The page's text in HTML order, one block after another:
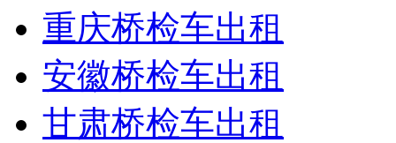
重庆桥检车出租
安徽桥检车出租
甘肃桥检车出租